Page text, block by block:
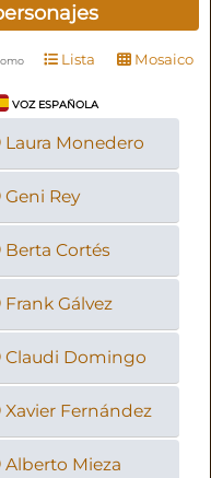
Lista Mosaico
VOZ ESPAÑOLA
Laura Monedero
Geni Rey
Berta Cortés
Frank Gálvez
Claudi Domingo
Xavier Fernández
Alberto Mieza